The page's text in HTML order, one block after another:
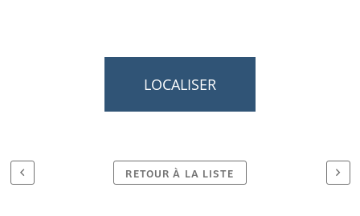
LOCALISER
RETOUR À LA LISTE